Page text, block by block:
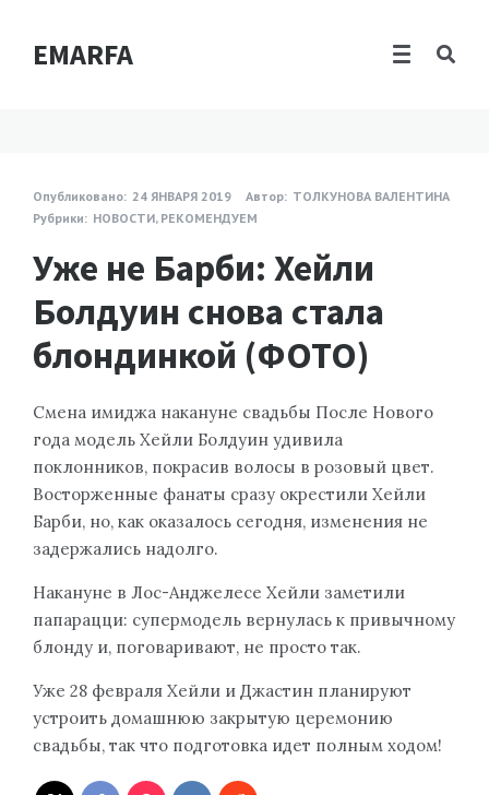
EMARFA
Опубликовано: 24 ЯНВАРЯ 2019 Автор: ТОЛКУНОВА ВАЛЕНТИНА
Рубрики: НОВОСТИ, РЕКОМЕНДУЕМ
Уже не Барби: Хейли
Болдуин снова стала
блондинкой (ФОТО)
Смена имиджа накануне свадьбы После Нового
года модель Хейли Болдуин удивила
поклонников, покрасив волосы в розовый цвет.
Восторженные фанаты сразу окрестили Хейли
Барби, но, как оказалось сегодня, изменения не
задержались надолго.
Накануне в Лос-Анджелесе Хейли заметили
папарацци: супермодель вернулась к привычному
блонду и, поговаривают, не просто так.
Уже 28 февраля Хейли и Джастин планируют
устроить домашнюю закрытую церемонию
свадьбы, так что подготовка идет полным ходом!